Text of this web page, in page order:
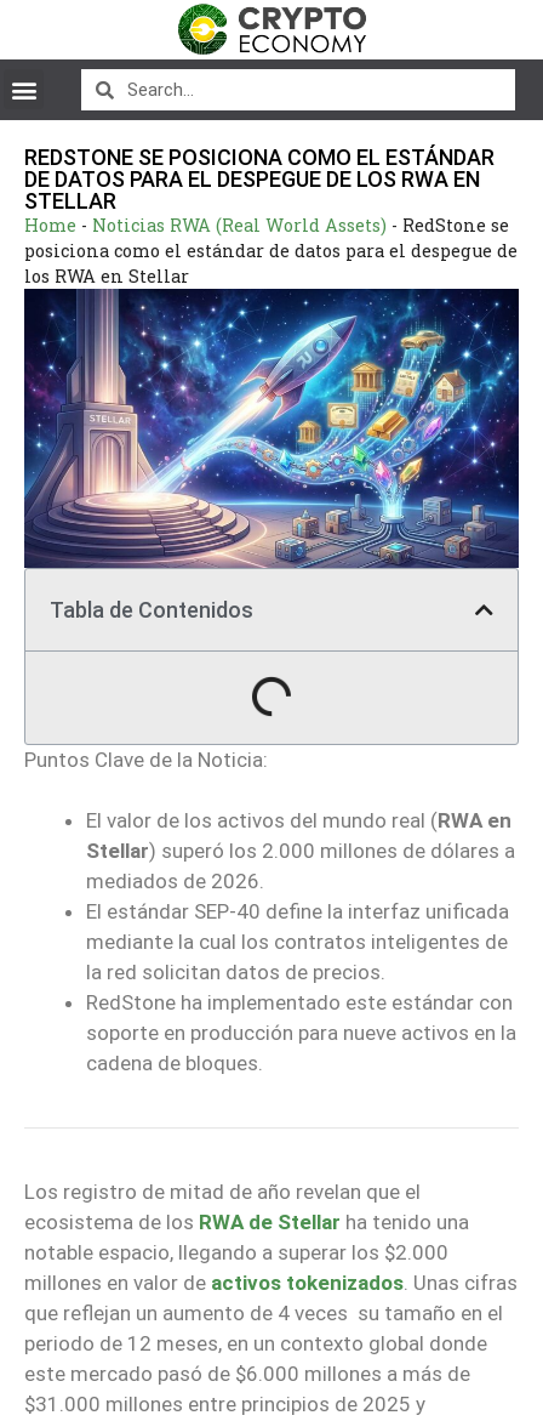
REDSTONE SE POSICIONA COMO EL ESTÁNDAR
DE DATOS PARA EL DESPEGUE DE LOS RWA EN
STELLAR
Home - Noticias RWA (Real World Assets) - RedStone se
posiciona como el estándar de datos para el despegue de
los RWA en Stellar
Tabla de Contenidos
Puntos Clave de la Noticia:
El valor de los activos del mundo real (RWA en
Stellar) superó los 2.000 millones de dólares a
mediados de 2026.
El estándar SEP-40 define la interfaz unificada
mediante la cual los contratos inteligentes de
la red solicitan datos de precios.
RedStone ha implementado este estándar con
soporte en producción para nueve activos en la
cadena de bloques.
Los registro de mitad de año revelan que el
ecosistema de los RWA de Stellar ha tenido una
notable espacio, llegando a superar los $2.000
millones en valor de activos tokenizados. Unas cifras
que reflejan un aumento de 4 veces su tamaño en el
periodo de 12 meses, en un contexto global donde
este mercado pasó de $6.000 millones a más de
$31.000 millones entre principios de 2025 y